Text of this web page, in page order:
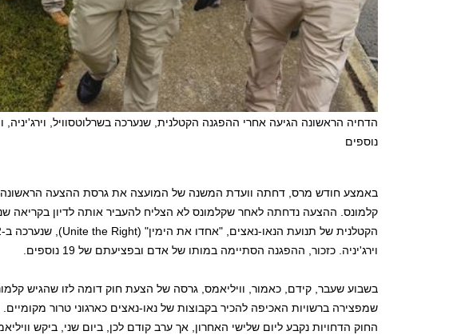
הדחיה הראשונה הגיעה אחרי ההפגנה הקטלנית,
נוספים
באמצע חודש מרס, דחתה וועדת המשנה של המועצה את גרסת ההצעה הראשונה,
קלמונס. ההצעה נדחתה לאחר שקלמונס לא הצליח להעביר אותה לדיון בקריאה
הקטלנית של תנועת הנאו-נאצים, "אחדו את הימין" (Unite the Right
וירג'יניה. כזכור, ההפגנה הסתיימה במותו של אדם ובפציעתם של 19 נוספים.
בשבוע שעבר, קידם, כאמור, וויליאמס, גרסה של הצעת חוק דומה לזו שהגיש
שמפצירה ברשויות האכיפה להכיר בקבוצות של נאו-נאצים כארגוני טרור
החוק הדחויות נקבע ליום שלישי האחרון, אך ערב קודם לכן, ביום שני, ביקש